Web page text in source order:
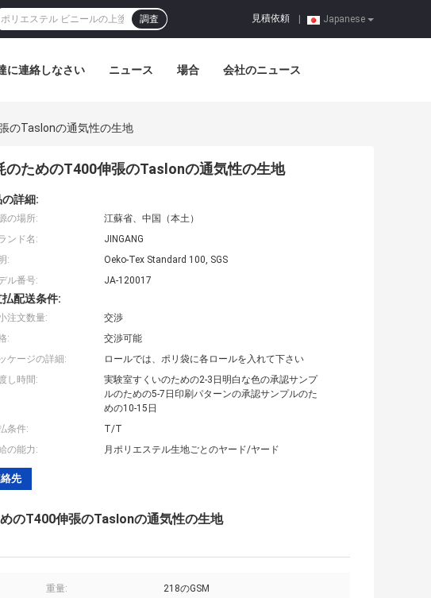
Japanese
見積依頼
調査
に連絡しなさい ニュース 場合 会社のニュース
のTaslonの通気性の生地
ためのT400伸張のTaslonの通気性の生地
詳細:
の場所:
江蘇省、中国（本土）
ンド名:
JINGANG
:
Oeko-Tex Standard 100, SGS
ル番号:
JA-120017
払配送条件:
注文数量:
交渉
:
交渉可能
ケージの詳細:
ロールでは、ポリ袋に各ロールを入れて下さい
し時間:
実験室すくいのための2-3日明白な色の承認サンプ
ルのための5-7日印刷パターンの承認サンプルのた
めの10-15日
条件:
T/T
の能力:
月ポリエステル生地ごとのヤード/ヤード
先
のT400伸張のTaslonの通気性の生地
重量: 218のGSM